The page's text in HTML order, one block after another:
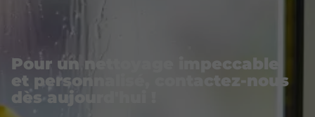
Pour un nettoyage impeccable
et personnalisé, contactez-nous
dès aujourd'hui !